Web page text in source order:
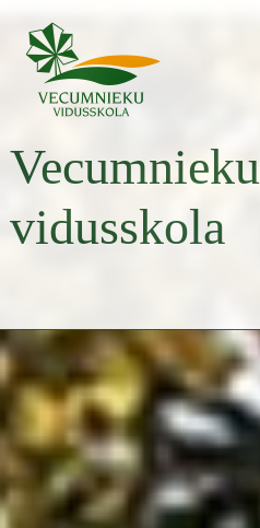
content
Vecumnieku
vidusskola